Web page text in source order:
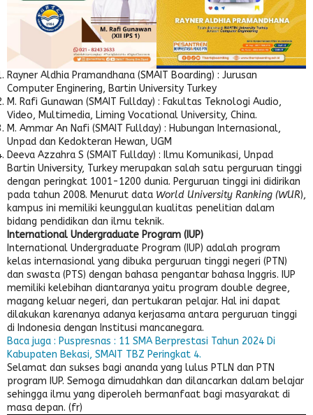
Rayner Aldhia Pramandhana (SMAIT Boarding) : Jurusan
Computer Enginering, Bartin University Turkey
M. Rafi Gunawan (SMAIT Fullday) : Fakultas Teknologi Audio,
Video, Multimedia, Liming Vocational University, China.
M. Ammar An Nafi (SMAIT Fullday) : Hubungan Internasional,
Unpad dan Kedokteran Hewan, UGM
Deeva Azzahra S (SMAIT Fullday) : Ilmu Komunikasi, Unpad
Bartin University, Turkey merupakan salah satu perguruan tinggi
dengan peringkat 1001-1200 dunia. Perguruan tinggi ini didirikan
pada tahun 2008. Menurut data World University Ranking (WUR),
kampus ini memiliki keunggulan kualitas penelitian dalam
bidang pendidikan dan ilmu teknik.
International Undergraduate Program (IUP)
International Undergraduate Program (IUP) adalah program
kelas internasional yang dibuka perguruan tinggi negeri (PTN)
dan swasta (PTS) dengan bahasa pengantar bahasa Inggris. IUP
memiliki kelebihan diantaranya yaitu program double degree,
magang keluar negeri, dan pertukaran pelajar. Hal ini dapat
dilakukan karenanya adanya kerjasama antara perguruan tinggi
di Indonesia dengan Institusi mancanegara.
Baca juga : Puspresnas : 11 SMA Berprestasi Tahun 2024 Di
Kabupaten Bekasi, SMAIT TBZ Peringkat 4.
Selamat dan sukses bagi ananda yang lulus PTLN dan PTN
program IUP. Semoga dimudahkan dan dilancarkan dalam belajar
sehingga ilmu yang diperoleh bermanfaat bagi masyarakat di
masa depan. (fr)